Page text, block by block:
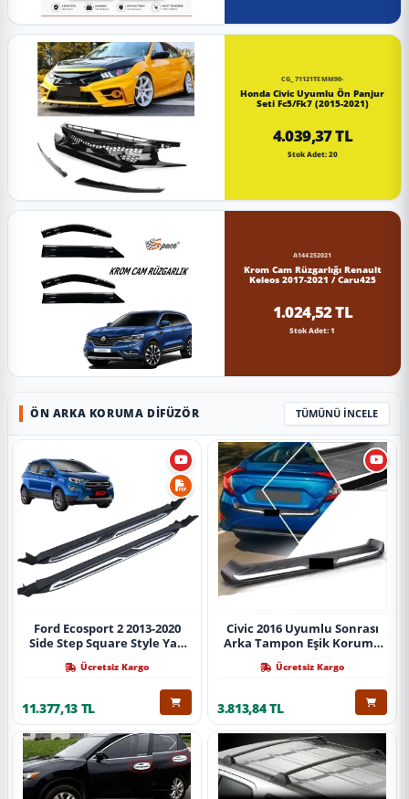
CG_71121TEMM90-
Honda Civic Uyumlu Ön Panjur
Seti Fc5/Fk7 (2015-2021)
4.039,37 TL
Stok Adet: 20
A144252021
Krom Cam Rüzgarlığı Renault
Keleos 2017-2021 / Caru425
1.024,52 TL
Stok Adet: 1
ÖN ARKA KORUMA DIFÜZÖR TÜMÜNÜ İNCELE
Ford Ecosport 2 2013-2020
Side Step Square Style Yan
Ücretsiz Kargo
11.377,13 TL
Civic 2016 Uyumlu Sonrası
Arka Tampon Eşik Koruma
Ücretsiz Kargo
3.813,84 TL